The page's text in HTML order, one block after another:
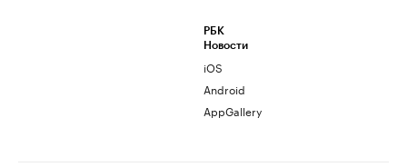
РБК
Новости
iOS
Android
AppGallery